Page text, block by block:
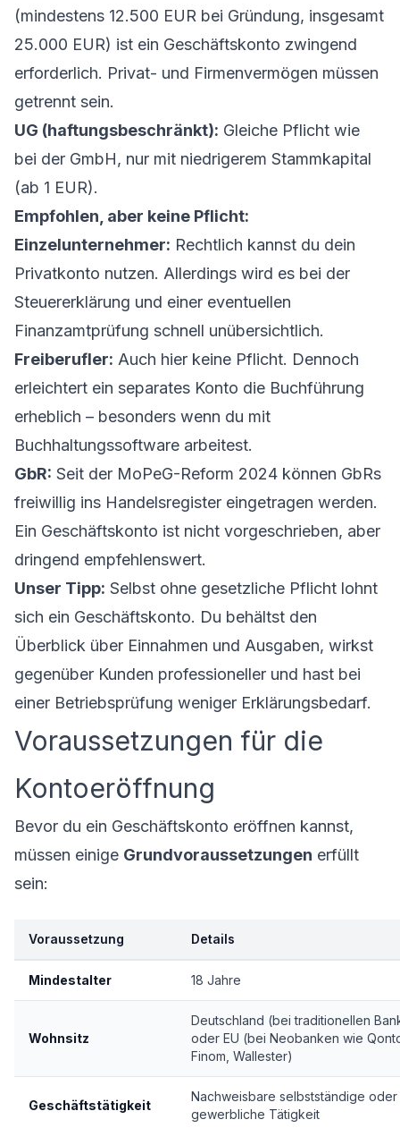
(mindestens 12.500 EUR bei Gründung, insgesamt
25.000 EUR) ist ein Geschäftskonto zwingend
erforderlich. Privat- und Firmenvermögen müssen
getrennt sein.
UG (haftungsbeschränkt): Gleiche Pflicht wie
bei der GmbH, nur mit niedrigerem Stammkapital
(ab 1 EUR).
Empfohlen, aber keine Pflicht:
Einzelunternehmer: Rechtlich kannst du dein
Privatkonto nutzen. Allerdings wird es bei der
Steuererklärung und einer eventuellen
Finanzamtprüfung schnell unübersichtlich.
Freiberufler: Auch hier keine Pflicht. Dennoch
erleichtert ein separates Konto die Buchführung
erheblich – besonders wenn du mit
Buchhaltungssoftware arbeitest.
GbR: Seit der MoPeG-Reform 2024 können GbRs
freiwillig ins Handelsregister eingetragen werden.
Ein Geschäftskonto ist nicht vorgeschrieben, aber
dringend empfehlenswert.
Unser Tipp: Selbst ohne gesetzliche Pflicht lohnt
sich ein Geschäftskonto. Du behältst den
Überblick über Einnahmen und Ausgaben, wirkst
gegenüber Kunden professioneller und hast bei
einer Betriebsprüfung weniger Erklärungsbedarf.
Voraussetzungen für die
Kontoeröffnung
Bevor du ein Geschäftskonto eröffnen kannst,
müssen einige Grundvoraussetzungen erfüllt
sein:
Voraussetzung Details
Mindestalter 18 Jahre
Wohnsitz
Deutschland (bei traditionellen
oder EU (bei Neobanken wie
Finom, Wallester)
Geschäftstätigkeit
Nachweisbare selbstständige oder
gewerbliche Tätigkeit